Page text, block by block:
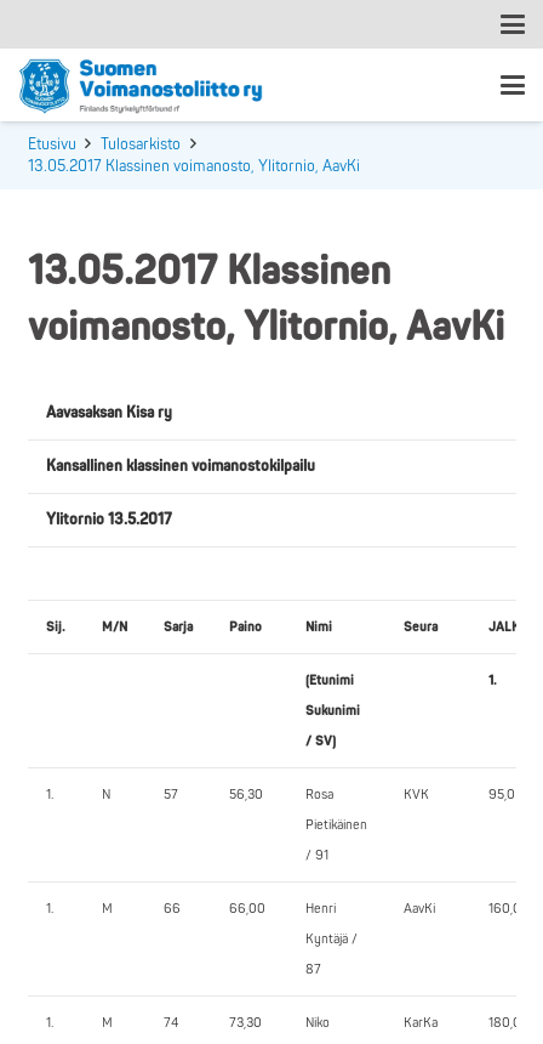
Etusivu
Tulosarkisto
13.05.2017 Klassinen voimanosto, Ylitornio, AavKi
13.05.2017 Klassinen
voimanosto, Ylitornio, AavKi
Aavasaksan Kisa ry
Kansallinen klassinen voimanostokilpailu
Ylitornio 13.5.2017
Sij. M/N Sarja Paino Nimi Seura
(Etunimi
Sukunimi
/ SV)
1.
1. N 57 56,30
Rosa
Pietikäinen
/ 91
KVK 95,0
1. M 66 66,00
Henri
Kyntäjä /
87
AavKi 160,0
1. M 74 73,30
Niko
KarKa 180,0